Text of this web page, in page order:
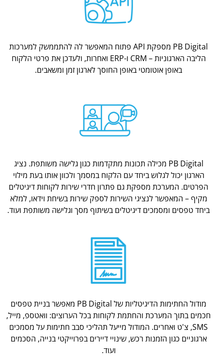
PB Digital מספקת API פתוח המאפשר לה להתממשק למערכות
הליבה הארגוניות – CRM ו-ERP ואחרות, ולעדכן את פרטי הלקוח
באופן אוטומטי באופן החוסך לארגון זמן ומשאבים.
PB Digital מכילה תכונות מתקדמות כגון גלישה משותפת. נציג
הארגון יכול לגלוש ביחד עם הלקוח במסמך ולכוון אותו בעת מילוי
הפרטים. המערכת מספקת גם פתרון חדרי שירות לקוחות דיגיטלים
מקיף – המאפשר לנציגי השירות לספק שירות בשיחת וידאו, למלא
ביחד טפסים ומסמכים דיגיטלים בשיתוף מסך וגלישה משותפת ועוד.
מודול החתימות הדיגיטליות של PB Digital מאפשר בניית טפסים
חכמים בתוך המערכת והחתמת לקוחות בכל הערוצים: וואטספ, מייל,
SMS, צ'ט ואחרים. המודול מייעל תהליכי סבב חתימות על מסמכים
ארגוניים כגון הזמנות רכש, שינויי דיירים בפרוייקטי בנייה, הסכמים
ועוד.